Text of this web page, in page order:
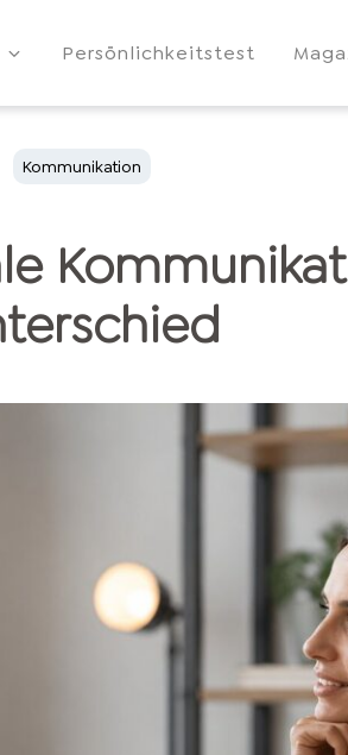
Persönlichkeitstest
Kommunikation